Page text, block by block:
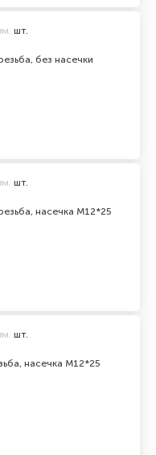
без насечки
шт.
насечка М12*25
шт.
насечка М12*25
шт.